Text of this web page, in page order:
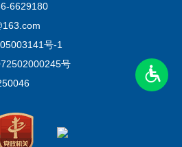
6629180
号-1
号